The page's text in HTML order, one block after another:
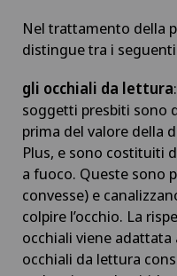
Nel trattamento della
distingue tra i
gli occhiali da lettura
soggetti presbiti sono
prima del valore della
Plus, e sono costituiti
a fuoco. Queste sono
convesse) e
colpire l’occhio. La
occhiali viene adattata
occhiali da lettura